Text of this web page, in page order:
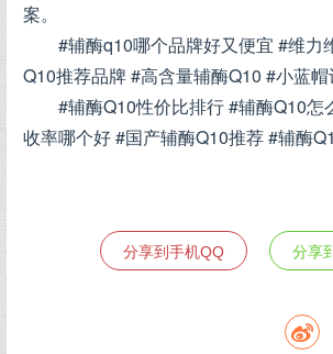
案。
#辅酶q10哪个品牌好又便宜 #维力
Q10推荐品牌 #高含量辅酶Q10 #小蓝
#辅酶Q10性价比排行 #辅酶Q10怎
收率哪个好 #国产辅酶Q10推荐 #辅酶
分享到手机QQ 分享